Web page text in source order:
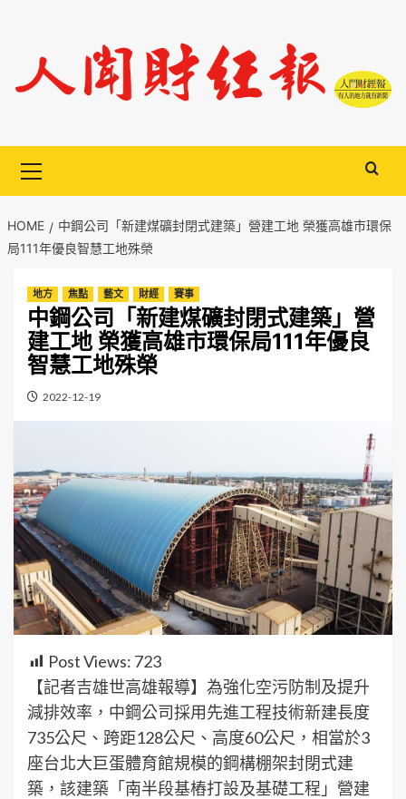
content
Menu
HOME
中鋼公司「新建煤礦封閉式建築」營建工地 榮獲高雄市環保
局111年優良智慧工地殊榮
地方 焦點 藝文 財經 賽事
中鋼公司「新建煤礦封閉式建築」營
建工地 榮獲高雄市環保局111年優良
智慧工地殊榮
2022-12-19
Post Views: 723
【記者吉雄世高雄報導】為強化空污防制及提升
減排效率，中鋼公司採用先進工程技術新建長度
735公尺、跨距128公尺、高度60公尺，相當於3
座台北大巨蛋體育館規模的鋼構棚架封閉式建
築，該建築「南半段基樁打設及基礎工程」營建